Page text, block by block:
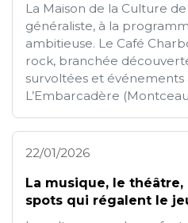
La Maison de la Culture
généraliste, à la
ambitieuse. Le Café
rock, branchée
survoltées et événements
L’Embarcadère
22/01/2026
La musique, le
spots qui régalent le